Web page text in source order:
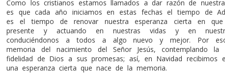
Como los cristianos estamos llamados a dar razón de nuestra
es que cada año iniciamos en estas fechas el tiempo de
es el tiempo de renovar nuestra esperanza cierta en
presente y actuando en nuestras vidas y en
conduciéndonos a todos a algo nuevo y mejor. Por
memoria del nacimiento del Señor Jesús, contemplando la
fidelidad de Dios a sus promesas; así, en Navidad recibimos
una esperanza cierta que nace de la memoria.